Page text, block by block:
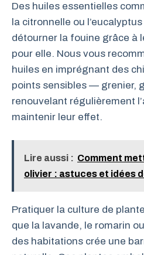
Des huiles essentielles
la citronnelle ou
détourner la fouine grâce à
pour elle. Nous vous
huiles en imprégnant des
points sensibles — grenier,
renouvelant régulièrement
maintenir leur effet.
Lire aussi : Comment
olivier : astuces et idées
Pratiquer la culture de
que la lavande, le romarin
des habitations crée une